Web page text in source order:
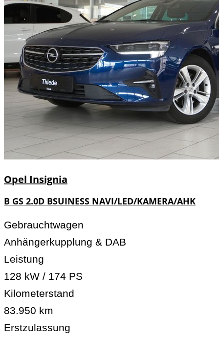
Opel Insignia
B GS 2.0D BSUINESS NAVI/LED/KAMERA/AHK
Gebrauchtwagen
Anhängerkupplung & DAB
Leistung
128 kW / 174 PS
Kilometerstand
83.950 km
Erstzulassung